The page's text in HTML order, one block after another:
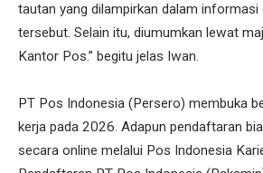
tautan yang dilampirkan dalam
tersebut. Selain itu, diumumkan lewat
Kantor Pos.” begitu jelas Iwan.
PT Pos Indonesia (Persero) membuka
kerja pada 2026. Adapun pendaftaran
secara online melalui Pos Indonesia